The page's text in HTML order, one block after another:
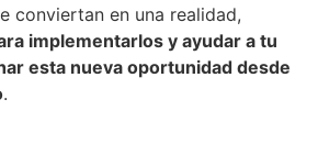
conviertan en una realidad,
implementarlos y ayudar a tu
esta nueva oportunidad desde
.